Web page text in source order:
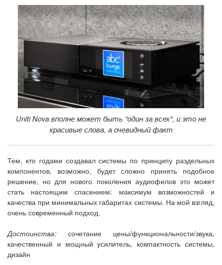
Uniti Nova вполне может быть "один за всех", и это не
красивые слова, а очевидный факт
Тем, кто годами создавал системы по принципу раздельных
компонентов, возможно, будет сложно принять подобное
решение, но для нового поколения аудиофилов это может
стать настоящим спасением: максимум возможностей и
качества при минимальных габаритах системы. На мой взгляд,
очень современный подход.
Достоинства: сочетание цены/функциональности/звука,
качественный и мощный усилитель, компактность системы,
дизайн